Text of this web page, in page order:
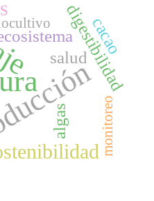
algas
digestibilidad
cacao
salud
monitoreo